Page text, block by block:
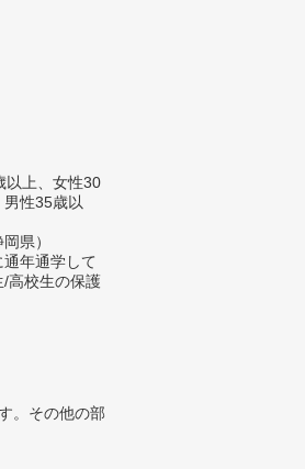
以上、女性30
性35歳以
県）
年通学して
高校生の保護
。その他の部